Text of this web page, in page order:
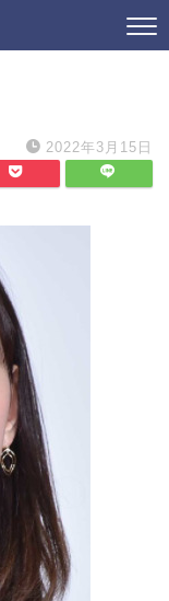
2022年3月15日